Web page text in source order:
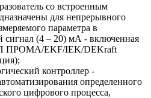
со встроенным
для непрерывного
параметра в
(4 – 20) мА - включенная
ПРОМА/EKF/IEK/DEKraft
контроллер -
определенного
цифрового процесса,